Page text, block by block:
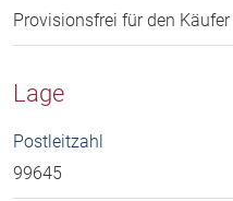
Provisionsfrei für den Käufer
Lage
Postleitzahl
99645